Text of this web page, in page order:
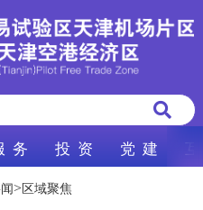
务 投 资 党 建
> 区域聚焦